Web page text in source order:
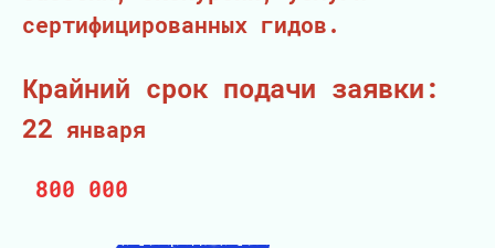
сертифицированных гидов.
Крайний срок подачи заявки:
22 января
800 000